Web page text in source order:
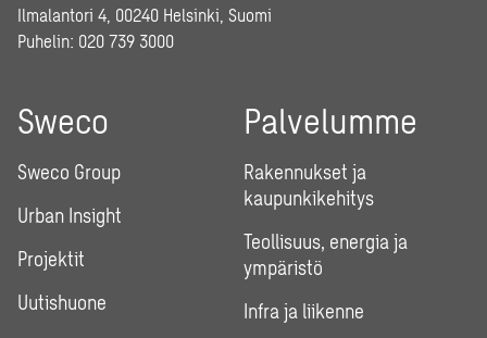
Ilmalantori 4, 00240 Helsinki, Suomi
Puhelin: 020 739 3000
Sweco
Sweco Group
Urban Insight
Projektit
Uutishuone
Palvelumme
Rakennukset ja
kaupunkikehitys
Teollisuus, energia ja
ympäristö
Infra ja liikenne